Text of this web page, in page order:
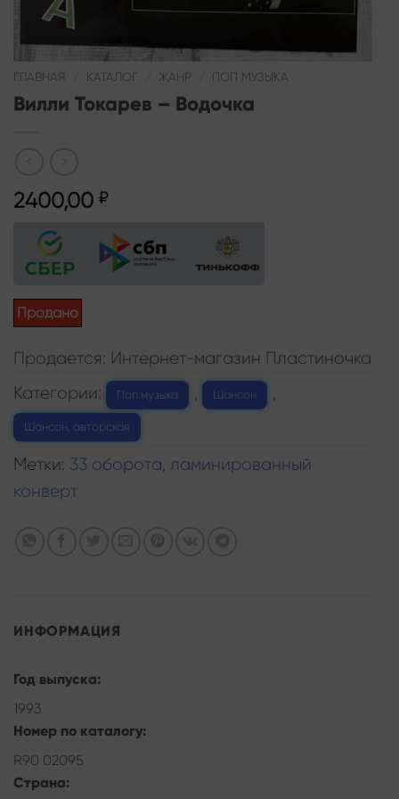
ГЛАВНАЯ КАТАЛОГ ЖАНР ПОП МУЗЫКА
Вилли Токарев – Водочка
2400,00 ₽
Продано
Продается: Интернет-магазин Пластиночка
Категории:
Поп музыка , Шансон ,
Шансон, авторская
Метки: 33 оборота, ламинированный
конверт
ИНФОРМАЦИЯ
Год выпуска:
1993
Номер по каталогу:
R90 02095
Страна: